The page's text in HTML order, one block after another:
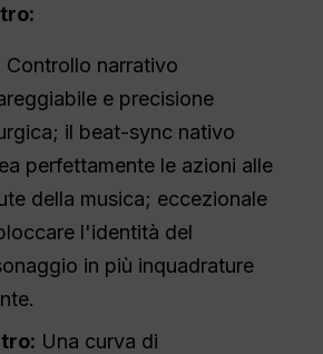
Controllo narrativo
e precisione
il beat-sync nativo
perfettamente le azioni alle
della musica; eccezionale
l'identità del
in più inquadrature
Una curva di